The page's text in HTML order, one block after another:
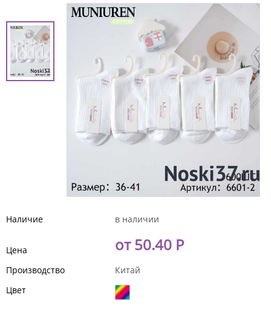
Наличие в наличии
Цена от 50.40 Р
Производство
Китай
Цвет